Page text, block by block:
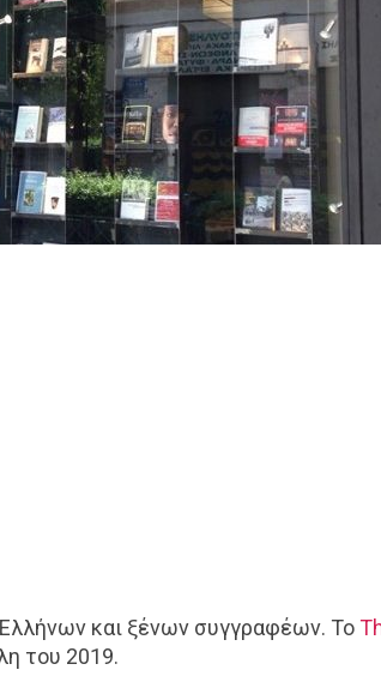
και ξένων συγγραφέων. Το
του 2019.